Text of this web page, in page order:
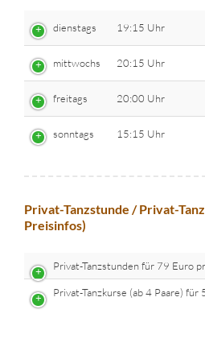
dienstags 19:15 Uhr
mittwochs 20:15 Uhr
freitags 20:00 Uhr
sonntags 15:15 Uhr
Privat-Tanzstunde / Privat-
Preisinfos)
Privat-Tanzstunden für 79 Euro
Privat-Tanzkurse (ab 4 Paare) für